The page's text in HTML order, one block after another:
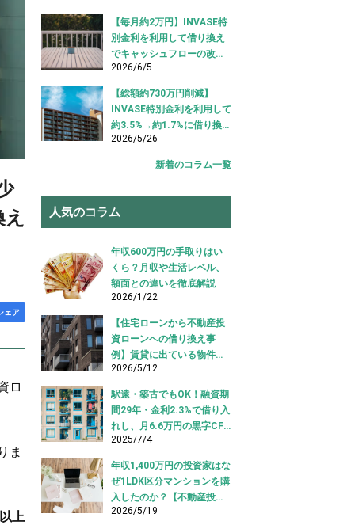
ェア
ロ
ま
上
産投資ローン借り入れ事
例】
【毎月約2万円】INVASE特
別金利を利用して借り換え
でキャッシュフローの改善
に成功！｜東京都江東区
【不動産投資ローン 借り換
え事例】
2026/6/5
【総額約730万円削減】
INVASE特別金利を利用して
約3.5%→約1.7%に借り換え
成功！｜東京都中央区【不
動産投資ローン 借り換え事
2026/5/26
新着のコラム一覧
人気のコラム
年収600万円の手取りはい
くら？月収や生活レベル、
額面との違いを徹底解説
2026/1/22
【住宅ローンから不動産投
資ローンへの借り換え事
例】賃貸に出ている物件を
適切な投資ローンへ切り替
え！
2026/5/12
駅遠・築古でもOK！融資期
間29年・金利2.3%で借り入
れし、月6.6万円の黒字CF
を実現【不動産投資ロー
ン】
2025/7/4
年収1,400万円の投資家はな
ぜ1LDK区分マンションを購
入したのか？【不動産投資
購入事例】
2026/5/19